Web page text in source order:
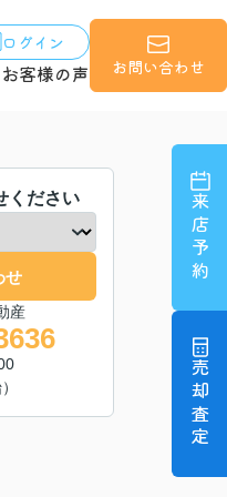
ログイン
お客様の声 お問い合わせ
来店予約
売却査定
ください
せ
産